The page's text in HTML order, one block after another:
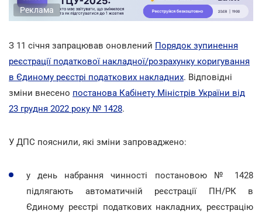
Реклама
З 11 січня запрацював оновлений Порядок зупинення
реєстрації податкової накладної/розрахунку коригування
в Єдиному реєстрі податкових накладних. Відповідні
зміни внесено постанова Кабінету Міністрів України від
23 грудня 2022 року № 1428.
У ДПС пояснили, які зміни запроваджено:
у день набрання чинності постановою № 1428
підлягають автоматичній реєстрації ПН/РК в
Єдиному реєстрі податкових накладних, реєстрацію